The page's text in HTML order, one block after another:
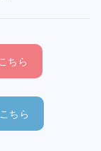
ちら
ちら